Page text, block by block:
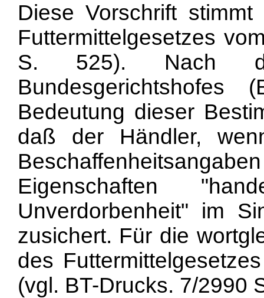
Diese Vorschrift
Futtermittelgesetzes
S. 525). Nach
Bedeutung dieser
daß der Händler,
Eigenschaften
Unverdorbenheit" im
zusichert. Für die
des
(vgl. BT-Drucks. 7/2990